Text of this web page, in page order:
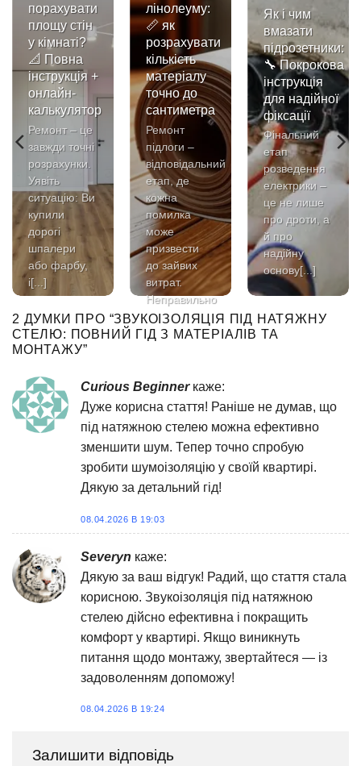
порахувати
площу стін
у кімнаті?
📐 Повна
інструкція +
онлайн-
калькулятор
Ремонт – це
завжди точні
розрахунки.
Уявіть
ситуацію: Ви
купили
дорогі
шпалери
або фарбу,
і[...]
лінолеуму:
📏 як
розрахувати
кількість
матеріалу
точно до
сантиметра
Ремонт
підлоги –
відповідальний
етап, де
кожна
помилка
може
призвести
до зайвих
витрат.
Неправильно
розрахована[...]
Як і чим
вмазати
підрозетники:
🔧 Покрокова
інструкція
для надійної
фіксації
Фінальний
етап
розведення
електрики –
це не лише
про дроти, а
й про
надійну
основу[...]
2 ДУМКИ ПРО “ЗВУКОІЗОЛЯЦІЯ ПІД НАТЯЖНУ
СТЕЛЮ: ПОВНИЙ ГІД З МАТЕРІАЛІВ ТА
МОНТАЖУ”
Curious Beginner каже:
Дуже корисна стаття! Раніше не думав, що
під натяжною стелею можна ефективно
зменшити шум. Тепер точно спробую
зробити шумоізоляцію у своїй квартирі.
Дякую за детальний гід!
08.04.2026 В 19:03
Severyn каже:
Дякую за ваш відгук! Радий, що стаття стала
корисною. Звукоізоляція під натяжною
стелею дійсно ефективна і покращить
комфорт у квартирі. Якщо виникнуть
питання щодо монтажу, звертайтеся — із
задоволенням допоможу!
08.04.2026 В 19:24
Залишити відповідь